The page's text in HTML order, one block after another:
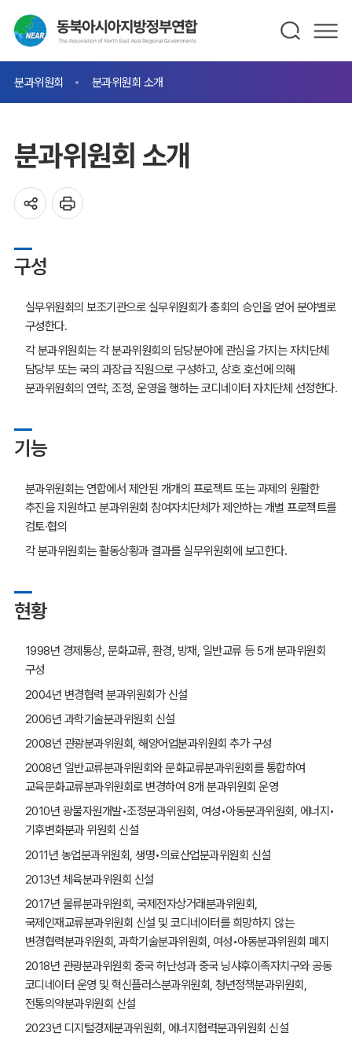
분과위원회 분과위원회 소개
분과위원회 소개
구성
실무위원회의 보조기관으로 실무위원회가 총회의 승인을 얻어 분야별로
구성한다.
각 분과위원회는 각 분과위원회의 담당분야에 관심을 가지는 자치단체
담당부 또는 국의 과장급 직원으로 구성하고, 상호 호선에 의해
분과위원회의 연락, 조정, 운영을 행하는 코디네이터 자치단체 선정한다.
기능
분과위원회는 연합에서 제안된 개개의 프로젝트 또는 과제의 원활한
추진을 지원하고 분과위원회 참여자치단체가 제안하는 개별 프로젝트를
검토·협의
각 분과위원회는 활동상황과 결과를 실무위원회에 보고한다.
현황
1998년 경제통상, 문화교류, 환경, 방재, 일반교류 등 5개 분과위원회
구성
2004년 변경협력 분과위원회가 신설
2006년 과학기술분과위원회 신설
2008년 관광분과위원회, 해양어업분과위원회 추가 구성
2008년 일반교류분과위원회와 문화교류분과위원회를 통합하여
교육문화교류분과위원회로 변경하여 8개 분과위원회 운영
2010년 광물자원개발•조정분과위원회, 여성•아동분과위원회, 에너지•
기후변화분과 위원회 신설
2011년 농업분과위원회, 생명•의료산업분과위원회 신설
2013년 체육분과위원회 신설
2017년 물류분과위원회, 국제전자상거래분과위원회,
국제인재교류분과위원회 신설 및 코디네이터를 희망하지 않는
변경협력분과위원회, 과학기술분과위원회, 여성•아동분과위원회 폐지
2018년 관광분과위원회 중국 허난성과 중국 닝샤후이족자치구와 공동
코디네이터 운영 및 혁신플러스분과위원회, 청년정책분과위원회,
전통의약분과위원회 신설
2023년 디지털경제분과위원회, 에너지협력분과위원회 신설